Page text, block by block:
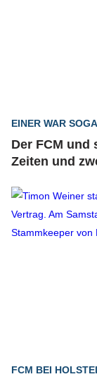
EINER WAR
Der FCM und
Zeiten und
FCM BEI